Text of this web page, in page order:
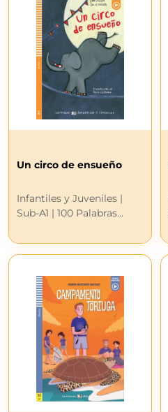
Un circo de ensueño
Infantiles y Juveniles |
Sub-A1 | 100 Palabras...